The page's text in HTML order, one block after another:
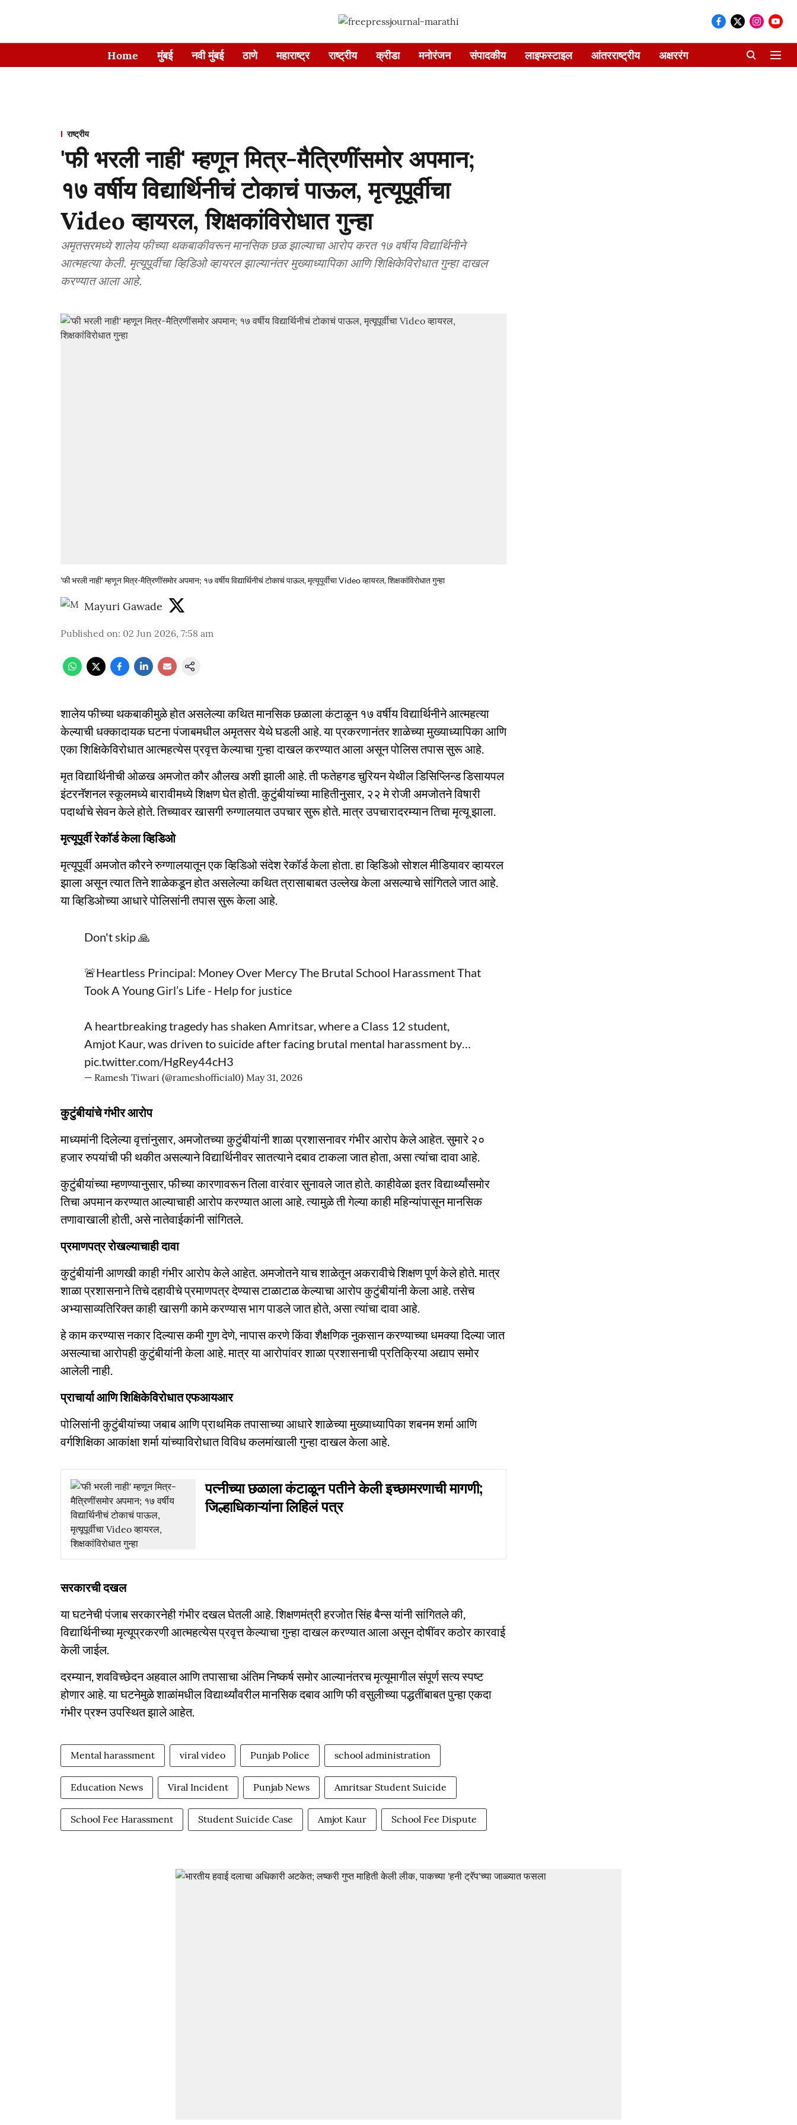
Home मुंबई नवी मुंबई ठाणे महाराष्ट्र राष्ट्रीय क्रीडा मनोरंजन संपादकीय लाइफस्टाइल आंतरराष्ट्रीय अक्षररंग
राष्ट्रीय
'फी भरली नाही' म्हणून मित्र-मैत्रिणींसमोर अपमान;
१७ वर्षीय विद्यार्थिनीचं टोकाचं पाऊल, मृत्यूपूर्वीचा
Video व्हायरल, शिक्षकांविरोधात गुन्हा
अमृतसरमध्ये शालेय फीच्या थकबाकीवरून मानसिक छळ झाल्याचा आरोप करत १७ वर्षीय विद्यार्थिनीने
आत्महत्या केली. मृत्यूपूर्वीचा व्हिडिओ व्हायरल झाल्यानंतर मुख्याध्यापिका आणि शिक्षिकेविरोधात गुन्हा दाखल
करण्यात आला आहे.
'फी भरली नाही' म्हणून मित्र-मैत्रिणींसमोर अपमान; १७ वर्षीय विद्यार्थिनीचं टोकाचं पाऊल, मृत्यूपूर्वीचा Video व्हायरल, शिक्षकांविरोधात गुन्हा
Mayuri Gawade
Published on: 02 Jun 2026, 7:58 am
शालेय फीच्या थकबाकीमुळे होत असलेल्या कथित मानसिक छळाला कंटाळून १७ वर्षीय विद्यार्थिनीने आत्महत्या
केल्याची धक्कादायक घटना पंजाबमधील अमृतसर येथे घडली आहे. या प्रकरणानंतर शाळेच्या मुख्याध्यापिका आणि
एका शिक्षिकेविरोधात आत्महत्येस प्रवृत्त केल्याचा गुन्हा दाखल करण्यात आला असून पोलिस तपास सुरू आहे.
मृत विद्यार्थिनीची ओळख अमजोत कौर औलख अशी झाली आहे. ती फतेहगड चुरियन येथील डिसिप्लिन्ड डिसायपल
इंटरनॅशनल स्कूलमध्ये बारावीमध्ये शिक्षण घेत होती. कुटुंबीयांच्या माहितीनुसार, २२ मे रोजी अमजोतने विषारी
पदार्थाचे सेवन केले होते. तिच्यावर खासगी रुग्णालयात उपचार सुरू होते. मात्र उपचारादरम्यान तिचा मृत्यू झाला.
मृत्यूपूर्वी रेकॉर्ड केला व्हिडिओ
मृत्यूपूर्वी अमजोत कौरने रुग्णालयातून एक व्हिडिओ संदेश रेकॉर्ड केला होता. हा व्हिडिओ सोशल मीडियावर व्हायरल
झाला असून त्यात तिने शाळेकडून होत असलेल्या कथित त्रासाबाबत उल्लेख केला असल्याचे सांगितले जात आहे.
या व्हिडिओच्या आधारे पोलिसांनी तपास सुरू केला आहे.
Don't skip 🙏
🚨Heartless Principal: Money Over Mercy The Brutal School Harassment That
Took A Young Girl’s Life - Help for justice
A heartbreaking tragedy has shaken Amritsar, where a Class 12 student,
Amjot Kaur, was driven to suicide after facing brutal mental harassment by…
pic.twitter.com/HgRey44cH3
— Ramesh Tiwari (@rameshofficial0) May 31, 2026
कुटुंबीयांचे गंभीर आरोप
माध्यमांनी दिलेल्या वृत्तांनुसार, अमजोतच्या कुटुंबीयांनी शाळा प्रशासनावर गंभीर आरोप केले आहेत. सुमारे २०
हजार रुपयांची फी थकीत असल्याने विद्यार्थिनीवर सातत्याने दबाव टाकला जात होता, असा त्यांचा दावा आहे.
कुटुंबीयांच्या म्हणण्यानुसार, फीच्या कारणावरून तिला वारंवार सुनावले जात होते. काहीवेळा इतर विद्यार्थ्यांसमोर
तिचा अपमान करण्यात आल्याचाही आरोप करण्यात आला आहे. त्यामुळे ती गेल्या काही महिन्यांपासून मानसिक
तणावाखाली होती, असे नातेवाईकांनी सांगितले.
प्रमाणपत्र रोखल्याचाही दावा
कुटुंबीयांनी आणखी काही गंभीर आरोप केले आहेत. अमजोतने याच शाळेतून अकरावीचे शिक्षण पूर्ण केले होते. मात्र
शाळा प्रशासनाने तिचे दहावीचे प्रमाणपत्र देण्यास टाळाटाळ केल्याचा आरोप कुटुंबीयांनी केला आहे. तसेच
अभ्यासाव्यतिरिक्त काही खासगी कामे करण्यास भाग पाडले जात होते, असा त्यांचा दावा आहे.
हे काम करण्यास नकार दिल्यास कमी गुण देणे, नापास करणे किंवा शैक्षणिक नुकसान करण्याच्या धमक्या दिल्या जात
असल्याचा आरोपही कुटुंबीयांनी केला आहे. मात्र या आरोपांवर शाळा प्रशासनाची प्रतिक्रिया अद्याप समोर
आलेली नाही.
प्राचार्या आणि शिक्षिकेविरोधात एफआयआर
पोलिसांनी कुटुंबीयांच्या जबाब आणि प्राथमिक तपासाच्या आधारे शाळेच्या मुख्याध्यापिका शबनम शर्मा आणि
वर्गशिक्षिका आकांक्षा शर्मा यांच्याविरोधात विविध कलमांखाली गुन्हा दाखल केला आहे.
पत्नीच्या छळाला कंटाळून पतीने केली इच्छामरणाची मागणी;
जिल्हाधिकाऱ्यांना लिहिलं पत्र
सरकारची दखल
या घटनेची पंजाब सरकारनेही गंभीर दखल घेतली आहे. शिक्षणमंत्री हरजोत सिंह बैन्स यांनी सांगितले की,
विद्यार्थिनीच्या मृत्यूप्रकरणी आत्महत्येस प्रवृत्त केल्याचा गुन्हा दाखल करण्यात आला असून दोषींवर कठोर कारवाई
केली जाईल.
दरम्यान, शवविच्छेदन अहवाल आणि तपासाचा अंतिम निष्कर्ष समोर आल्यानंतरच मृत्यूमागील संपूर्ण सत्य स्पष्ट
होणार आहे. या घटनेमुळे शाळांमधील विद्यार्थ्यांवरील मानसिक दबाव आणि फी वसुलीच्या पद्धतींबाबत पुन्हा एकदा
गंभीर प्रश्न उपस्थित झाले आहेत.
Mental harassment viral video Punjab Police school administration
Education News Viral Incident Punjab News Amritsar Student Suicide
School Fee Harassment Student Suicide Case Amjot Kaur School Fee Dispute